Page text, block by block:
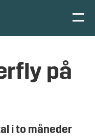
på
i to måneder